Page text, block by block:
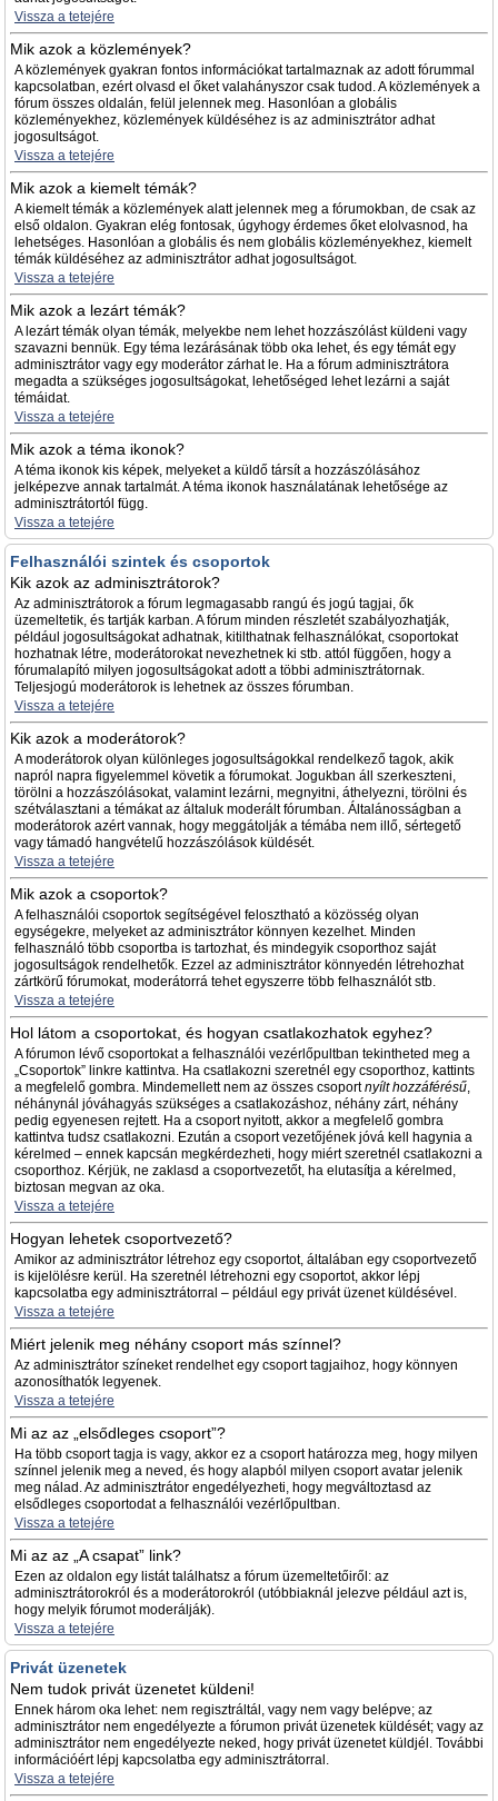
Vissza a tetejére
Mik azok a közlemények?
A közlemények gyakran fontos információkat tartalmaznak az adott fórummal
kapcsolatban, ezért olvasd el őket valahányszor csak tudod. A közlemények a
fórum összes oldalán, felül jelennek meg. Hasonlóan a globális
közleményekhez, közlemények küldéséhez is az adminisztrátor adhat
jogosultságot.
Vissza a tetejére
Mik azok a kiemelt témák?
A kiemelt témák a közlemények alatt jelennek meg a fórumokban, de csak az
első oldalon. Gyakran elég fontosak, úgyhogy érdemes őket elolvasnod, ha
lehetséges. Hasonlóan a globális és nem globális közleményekhez, kiemelt
témák küldéséhez az adminisztrátor adhat jogosultságot.
Vissza a tetejére
Mik azok a lezárt témák?
A lezárt témák olyan témák, melyekbe nem lehet hozzászólást küldeni vagy
szavazni bennük. Egy téma lezárásának több oka lehet, és egy témát egy
adminisztrátor vagy egy moderátor zárhat le. Ha a fórum adminisztrátora
megadta a szükséges jogosultságokat, lehetőséged lehet lezárni a saját
témáidat.
Vissza a tetejére
Mik azok a téma ikonok?
A téma ikonok kis képek, melyeket a küldő társít a hozzászólásához
jelképezve annak tartalmát. A téma ikonok használatának lehetősége az
adminisztrátortól függ.
Vissza a tetejére
Felhasználói szintek és csoportok
Kik azok az adminisztrátorok?
Az adminisztrátorok a fórum legmagasabb rangú és jogú tagjai, ők
üzemeltetik, és tartják karban. A fórum minden részletét szabályozhatják,
például jogosultságokat adhatnak, kitilthatnak felhasználókat, csoportokat
hozhatnak létre, moderátorokat nevezhetnek ki stb. attól függően, hogy a
fórumalapító milyen jogosultságokat adott a többi adminisztrátornak.
Teljesjogú moderátorok is lehetnek az összes fórumban.
Vissza a tetejére
Kik azok a moderátorok?
A moderátorok olyan különleges jogosultságokkal rendelkező tagok, akik
napról napra figyelemmel követik a fórumokat. Jogukban áll szerkeszteni,
törölni a hozzászólásokat, valamint lezárni, megnyitni, áthelyezni, törölni és
szétválasztani a témákat az általuk moderált fórumban. Általánosságban a
moderátorok azért vannak, hogy meggátolják a témába nem illő, sértegető
vagy támadó hangvételű hozzászólások küldését.
Vissza a tetejére
Mik azok a csoportok?
A felhasználói csoportok segítségével felosztható a közösség olyan
egységekre, melyeket az adminisztrátor könnyen kezelhet. Minden
felhasználó több csoportba is tartozhat, és mindegyik csoporthoz saját
jogosultságok rendelhetők. Ezzel az adminisztrátor könnyedén létrehozhat
zártkörű fórumokat, moderátorrá tehet egyszerre több felhasználót stb.
Vissza a tetejére
Hol látom a csoportokat, és hogyan csatlakozhatok egyhez?
A fórumon lévő csoportokat a felhasználói vezérlőpultban tekintheted meg a
„Csoportok” linkre kattintva. Ha csatlakozni szeretnél egy csoporthoz, kattints
a megfelelő gombra. Mindemellett nem az összes csoportnyílt hozzáférésű,
néhánynál jóváhagyás szükséges a csatlakozáshoz, néhány zárt, néhány
pedig egyenesen rejtett. Ha a csoport nyitott, akkor a megfelelő gombra
kattintva tudsz csatlakozni. Ezután a csoport vezetőjének jóvá kell hagynia a
kérelmed – ennek kapcsán megkérdezheti, hogy miért szeretnél csatlakozni a
csoporthoz. Kérjük, ne zaklasd a csoportvezetőt, ha elutasítja a kérelmed,
biztosan megvan az oka.
Vissza a tetejére
Hogyan lehetek csoportvezető?
Amikor az adminisztrátor létrehoz egy csoportot, általában egy csoportvezető
is kijelölésre kerül. Ha szeretnél létrehozni egy csoportot, akkor lépj
kapcsolatba egy adminisztrátorral – például egy privát üzenet küldésével.
Vissza a tetejére
Miért jelenik meg néhány csoport más színnel?
Az adminisztrátor színeket rendelhet egy csoport tagjaihoz, hogy könnyen
azonosíthatók legyenek.
Vissza a tetejére
Mi az az „elsődleges csoport”?
Ha több csoport tagja is vagy, akkor ez a csoport határozza meg, hogy milyen
színnel jelenik meg a neved, és hogy alapból milyen csoport avatar jelenik
meg nálad. Az adminisztrátor engedélyezheti, hogy megváltoztasd az
elsődleges csoportodat a felhasználói vezérlőpultban.
Vissza a tetejére
Mi az az „A csapat” link?
Ezen az oldalon egy listát találhatsz a fórum üzemeltetőiről: az
adminisztrátorokról és a moderátorokról (utóbbiaknál jelezve például azt is,
hogy melyik fórumot moderálják).
Vissza a tetejére
Privát üzenetek
Nem tudok privát üzenetet küldeni!
Ennek három oka lehet: nem regisztráltál, vagy nem vagy belépve; az
adminisztrátor nem engedélyezte a fórumon privát üzenetek küldését; vagy az
adminisztrátor nem engedélyezte neked, hogy privát üzenetet küldjél. További
információért lépj kapcsolatba egy adminisztrátorral.
Vissza a tetejére